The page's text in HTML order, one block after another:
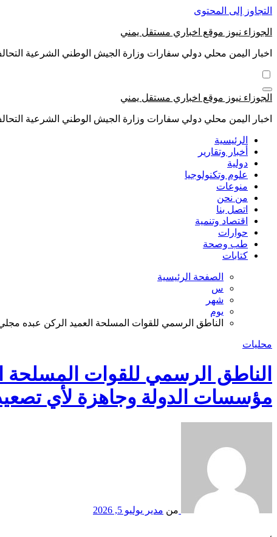
التجاوز إلى المحتوى
الجوزاء نيوز موقع اخباري مستقل يمني
اخبار اليمن محلي دولي سفارات وزارة الجيش الوطني الشرعية
الجوزاء نيوز موقع اخباري مستقل يمني
اخبار اليمن محلي دولي سفارات وزارة الجيش الوطني الشرعية
الرئيسية
أخبار وتقارير
دولية
علوم وتكنولوجيا
منوعات
من نحن
اتصل بنا
اقتصاد وتنمية
حوارات
طب وصحة
كتابات
الصفحة الرئيسية
س
شهر
يوم
الناطق الرسمي للقوات المسلحة العميد الركن عبده
محليات
الناطق الرسمي للقوات
مؤسسات الدولة وجاهزة لأي
من مدير يوليو 5, 2026